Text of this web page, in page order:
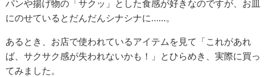
パンや揚げ物の「サクッ」とした食感が好きなのですが、お皿
にのせているとだんだんシナシナに……。
あるとき、お店で使われているアイテムを見て「これがあれ
ば、サクサク感が失われないかも！」とひらめき、実際に買っ
てみました。